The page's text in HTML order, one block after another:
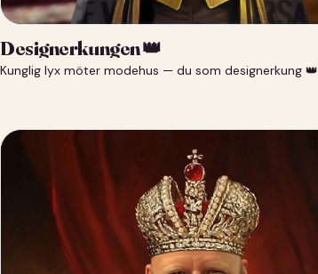
Designerkungen 👑
Kunglig lyx möter modehus — du som designerkung 👑